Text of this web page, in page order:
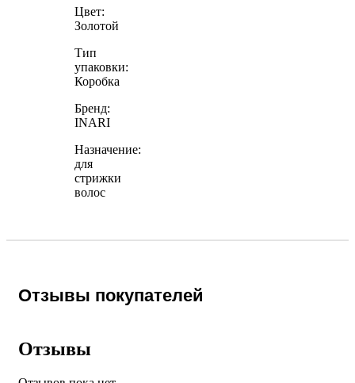
Цвет:
Золотой
Тип
упаковки:
Коробка
Бренд:
INARI
Назначение:
для
стрижки
волос
Отзывы покупателей
Отзывы